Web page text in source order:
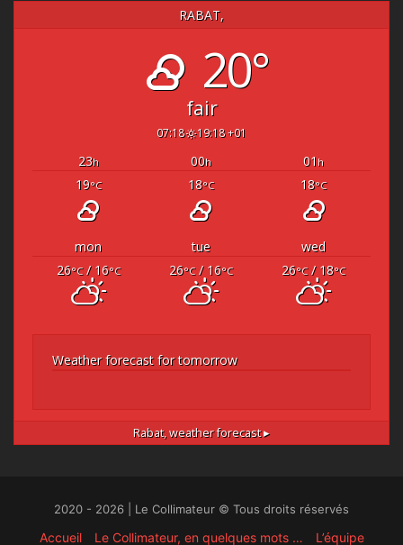
RABAT,
20°
fair
07:18 19:18 +01
23h 00h 01 h
19°C 18°C 18°C
mon tue
wed
26°C/ 16°C 26°C/ 16°C 26°C/ 18°C
Weather forecast for tomorrow
Rabat,weather forecast ▸
2020 - 2026 | Le Collimateur © Tous droits réservés
Accueil Le Collimateur, en quelques mots … L’équipe